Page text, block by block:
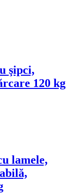
şipci,
120 kg
lamele,